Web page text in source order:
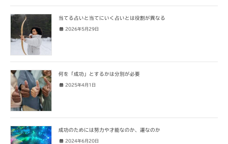
当てる占いと当てにいく占いとは役割が異なる
2026年5月29日
何を「成功」とするかは分別が必要
2025年4月1日
成功のためには努力や才能なのか、運なのか
2024年6月20日